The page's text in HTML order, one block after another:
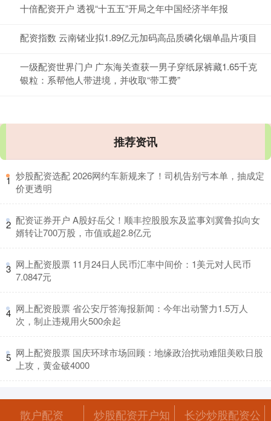
十倍配资开户 透视“十五五”开局之年中国经济半年报
配资指数 云南锗业拟1.89亿元加码高品质磷化铟单晶片项目
一级配资世界门户 广东海关查获一男子穿纸尿裤藏1.65千克
银粒：系帮他人带进境，并收取“带工费”
推荐资讯
1 ​炒股配资选配 2026网约车新规来了！司机告别亏本单，抽成定
价更透明
2 ​配资证券开户 A股好岳父！顺丰控股股东及监事刘冀鲁拟向女
婿转让700万股，市值或超2.8亿元
3 ​网上配资股票 11月24日人民币汇率中间价：1美元对人民币
7.0847元
4 ​网上配资股票 省公安厅答海报新闻：今年出动警力1.5万人
次，制止违规用火500余起
5 ​网上配资股票 国庆环球市场回顾：地缘政治扰动难阻美欧日股
上攻，黄金破4000
散户配资 炒股配资开户知 长沙炒股配资公